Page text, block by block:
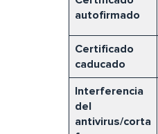
autofirmado
Certificado
caducado
Interferencia
del
antivirus/corta